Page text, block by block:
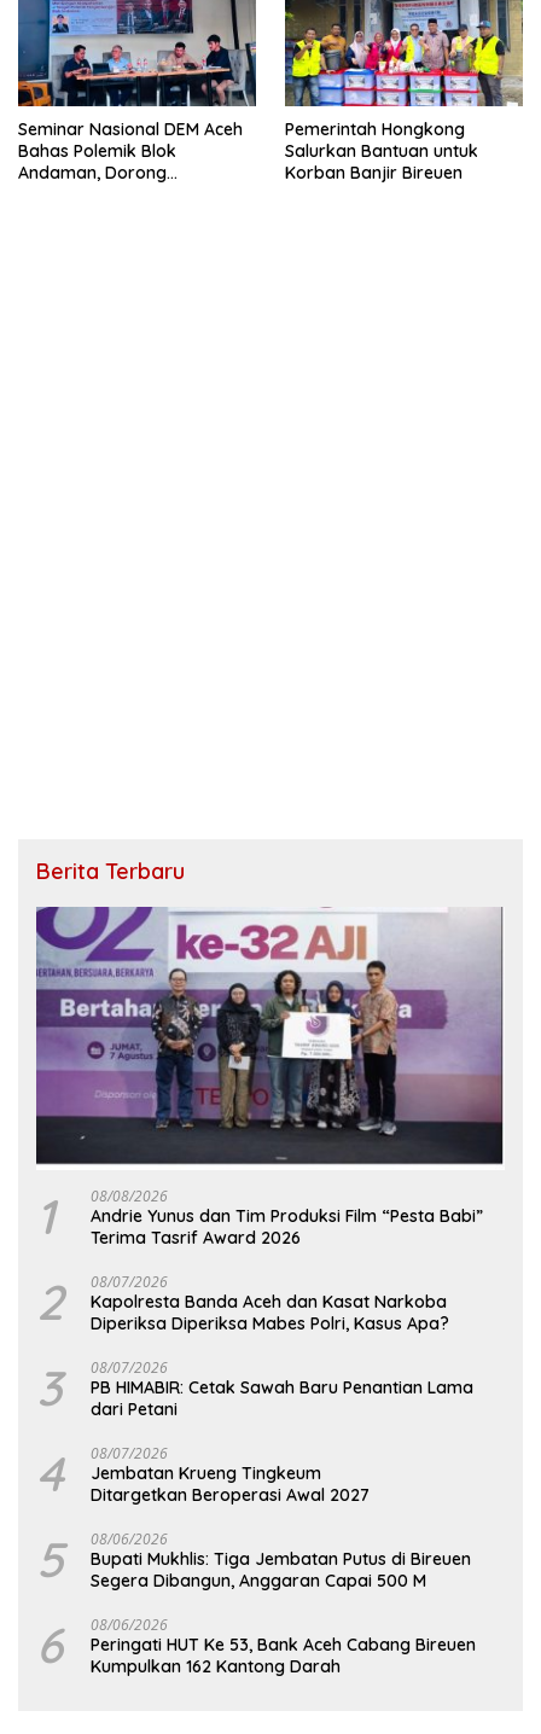
Seminar Nasional DEM Aceh
Bahas Polemik Blok
Andaman, Dorong
Pemerintah Hongkong
Salurkan Bantuan untuk
Korban Banjir Bireuen
Berita Terbaru
1 08/08/2026
Andrie Yunus dan Tim Produksi Film “Pesta Babi”
Terima Tasrif Award 2026
2 08/07/2026
Kapolresta Banda Aceh dan Kasat Narkoba
Diperiksa Diperiksa Mabes Polri, Kasus Apa?
3 08/07/2026
PB HIMABIR: Cetak Sawah Baru Penantian Lama
dari Petani
4 08/07/2026
Jembatan Krueng Tingkeum
Ditargetkan Beroperasi Awal 2027
5 08/06/2026
Bupati Mukhlis: Tiga Jembatan Putus di Bireuen
Segera Dibangun, Anggaran Capai 500 M
6 08/06/2026
Peringati HUT Ke 53, Bank Aceh Cabang Bireuen
Kumpulkan 162 Kantong Darah